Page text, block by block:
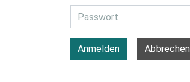
Anmelden Abbrechen